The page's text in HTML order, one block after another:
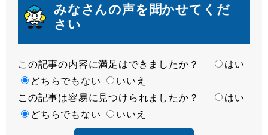
みなさんの声を聞かせてくだ
さい
満
足
度
この記事の内容に満足はできましたか？
はい
どちらでもない
いいえ
容
易
この記事は容易に見つけられましたか？
はい
どちらでもない
いいえ